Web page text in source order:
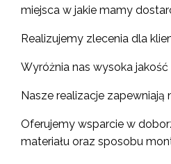
miejsca w jakie mamy
Realizujemy zlecenia dla
Wyróżnia nas wysoka jakość
Nasze realizacje zapewniają
Oferujemy wsparcie w
materiału oraz sposobu